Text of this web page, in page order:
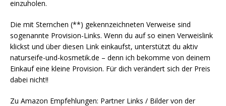
einzuholen.
Die mit Sternchen (**) gekennzeichneten Verweise sind
sogenannte Provision-Links. Wenn du auf so einen Verweislink
klickst und über diesen Link einkaufst, unterstützt du aktiv
naturseife-und-kosmetik.de – denn ich bekomme von deinem
Einkauf eine kleine Provision. Für dich verändert sich der Preis
dabei nicht!!
Zu Amazon Empfehlungen: Partner Links / Bilder von der